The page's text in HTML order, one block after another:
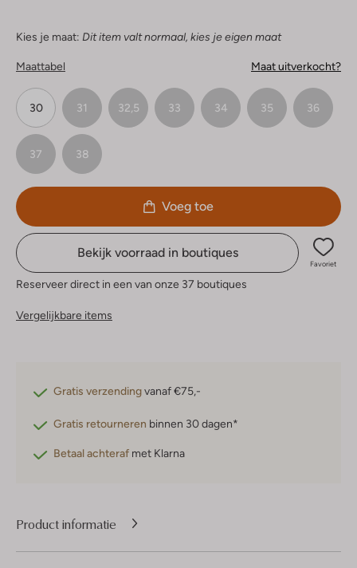
Kies je maat: Dit item valt normaal, kies je eigen maat
Maattabel Maat uitverkocht?
30 31 32,5 33 34 35 36
37 38
Voeg toe
Bekijk voorraad in boutiques
Favoriet
Reserveer direct in een van onze 37 boutiques
Vergelijkbare items
Gratis verzendingvanaf €75,-
Gratis retourneren binnen 30 dagen*
Betaal achteraf met Klarna
Product informatie